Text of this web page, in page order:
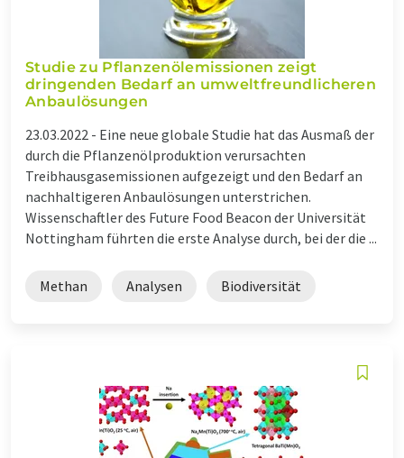
Studie zu Pflanzenölemissionen zeigt
dringenden Bedarf an umweltfreundlicheren
Anbaulösungen
23.03.2022 - Eine neue globale Studie hat das Ausmaß der
durch die Pflanzenölproduktion verursachten
Treibhausgasemissionen aufgezeigt und den Bedarf an
nachhaltigeren Anbaulösungen unterstrichen.
Wissenschaftler des Future Food Beacon der Universität
Nottingham führten die erste Analyse durch, bei der die ...
Methan Analysen Biodiversität